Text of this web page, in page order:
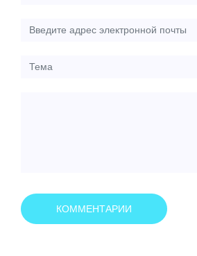
КОММЕНТАРИИ